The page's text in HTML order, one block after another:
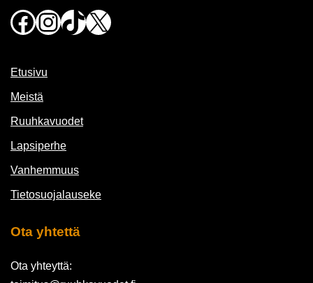
Facebook
Instagram
TikTok
X
Etusivu
Meistä
Ruuhkavuodet
Lapsiperhe
Vanhemmuus
Tietosuojalauseke
Ota yhtettä
Ota yhteyttä: